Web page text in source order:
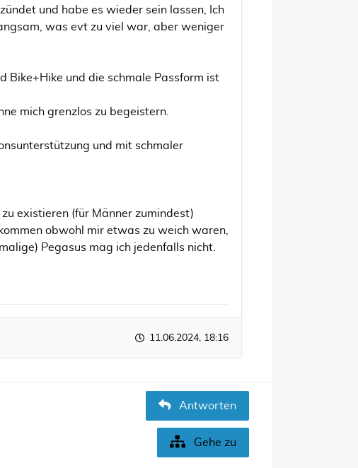
und habe es wieder sein lassen, Ich
was evt zu viel war, aber weniger
Bike+Hike und die schmale Passform ist
mich grenzlos zu begeistern.
und mit schmaler
existieren (für Männer zumindest)
obwohl mir etwas zu weich waren,
Pegasus mag ich jedenfalls nicht.
11.06.2024, 18:16
Antworten
Gehe zu